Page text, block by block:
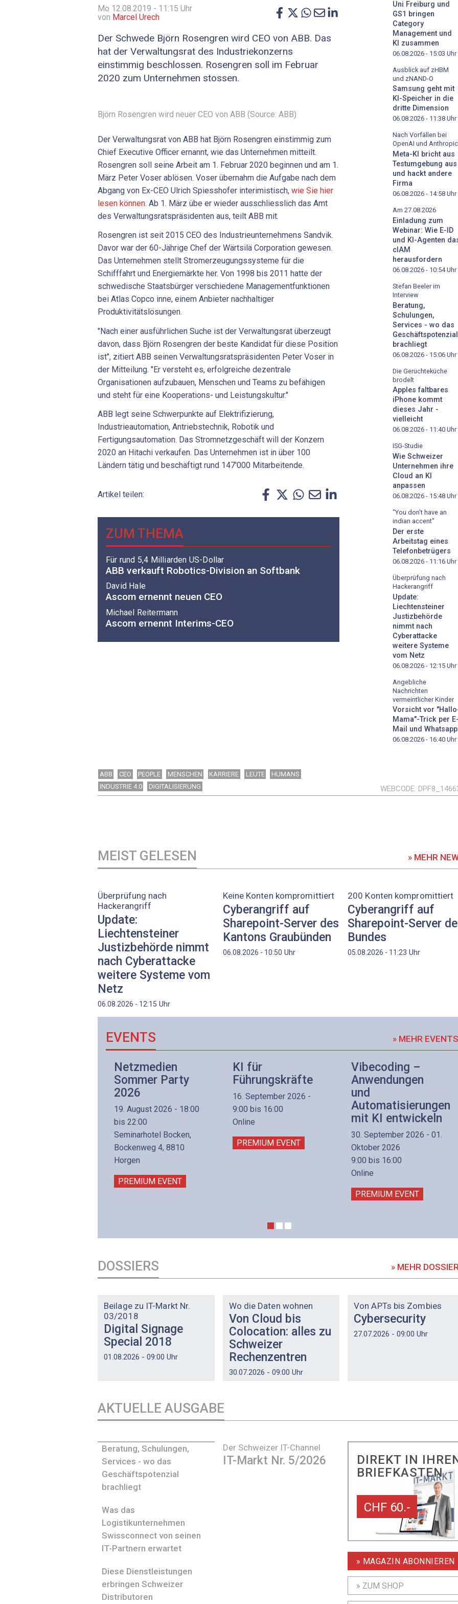
Mo 12.08.2019 - 11:15 Uhr
von Marcel Urech
Der Schwede Björn Rosengren wird CEO von ABB. Das
hat der Verwaltungsrat des Industriekonzerns
einstimmig beschlossen. Rosengren soll im Februar
2020 zum Unternehmen stossen.
Björn Rosengren wird neuer CEO von ABB (Source: ABB)
Der Verwaltungsrat von ABB hat Björn Rosengren einstimmig zum
Chief Executive Officer ernannt, wie das Unternehmen mitteilt.
Rosengren soll seine Arbeit am 1. Februar 2020 beginnen und am 1.
März Peter Voser ablösen. Voser übernahm die Aufgabe nach dem
Abgang von Ex-CEO Ulrich Spiesshofer interimistisch, wie Sie hier
lesen können. Ab 1. März übe er wieder ausschliesslich das Amt
des Verwaltungsratspräsidenten aus, teilt ABB mit.
Rosengren ist seit 2015 CEO des Industrieunternehmens Sandvik.
Davor war der 60-Jährige Chef der Wärtsilä Corporation gewesen.
Das Unternehmen stellt Stromerzeugungssysteme für die
Schifffahrt und Energiemärkte her. Von 1998 bis 2011 hatte der
schwedische Staatsbürger verschiedene Managementfunktionen
bei Atlas Copco inne, einem Anbieter nachhaltiger
Produktivitätslösungen.
"Nach einer ausführlichen Suche ist der Verwaltungsrat überzeugt
davon, dass Björn Rosengren der beste Kandidat für diese Position
ist", zitiert ABB seinen Verwaltungsratspräsidenten Peter Voser in
der Mitteilung. "Er versteht es, erfolgreiche dezentrale
Organisationen aufzubauen, Menschen und Teams zu befähigen
und steht für eine Kooperations- und Leistungskultur."
ABB legt seine Schwerpunkte auf Elektrifizierung,
Industrieautomation, Antriebstechnik, Robotik und
Fertigungsautomation. Das Stromnetzgeschäft will der Konzern
2020 an Hitachi verkaufen. Das Unternehmen ist in über 100
Ländern tätig und beschäftigt rund 147'000 Mitarbeitende.
Artikel teilen:
ZUM THEMA
Für rund 5,4 Milliarden US-Dollar
ABB verkauft Robotics-Division an Softbank
David Hale
Ascom ernennt neuen CEO
Michael Reitermann
Ascom ernennt Interims-CEO
Uni Freiburg und
GS1 bringen
Category
Management und
KI zusammen
06.08.2026 - 15:03 Uhr
Ausblick auf zHBM
und zNAND-O
Samsung geht mit
KI-Speicher in die
dritte Dimension
06.08.2026 - 11:38 Uhr
Nach Vorfällen bei
OpenAI und Anthropic
Meta-KI bricht aus
Testumgebung aus
und hackt andere
Firma
06.08.2026 - 14:58 Uhr
Am 27.08.2026
Einladung zum
Webinar: Wie E-ID
und KI-Agenten
cIAM
herausfordern
06.08.2026 - 10:54Uhr
Stefan Beeler im
Interview
Beratung,
Schulungen,
Services - wo das
Geschäftspotenzial
brachliegt
06.08.2026 - 15:06 Uhr
Die Gerüchteküche
brodelt
Apples faltbares
iPhone kommt
dieses Jahr -
vielleicht
06.08.2026 - 11:40 Uhr
ISG-Studie
Wie Schweizer
Unternehmen ihre
Cloud an KI
anpassen
06.08.2026 - 15:48 Uhr
"You don't have an
indian accent"
Der erste
Arbeitstag eines
Telefonbetrügers
06.08.2026 - 11:16 Uhr
Überprüfung nach
Hackerangriff
Update:
Liechtensteiner
Justizbehörde
nimmt nach
Cyberattacke
weitere Systeme
vom Netz
06.08.2026 - 12:15 Uhr
Angebliche
Nachrichten
vermeintlicher Kinder
Vorsicht vor
Mama"-Trick per E-
Mail und Whatsapp
06.08.2026 - 16:40 Uhr
ABB CEO PEOPLE MENSCHEN KARRIERE LEUTE
HUMANS
INDUSTRIE 4.0
DIGITALISIERUNG WEBCODE
MEIST GELESEN » MEHR
Überprüfung nach
Hackerangriff
Update:
Liechtensteiner
Justizbehörde nimmt
nach Cyberattacke
weitere Systeme vom
Netz
06.08.2026 - 12:15 Uhr
Keine Konten kompromittiert
Cyberangriff auf
Sharepoint-Server des
Kantons Graubünden
06.08.2026 - 10:50 Uhr
200 Konten kompromittiert
Cyberangriff auf
Sharepoint-Server
Bundes
05.08.2026 - 11:23 Uhr
EVENTS » MEHR EVENTS
Netzmedien
Sommer Party
2026
19. August 2026 - 18:00
bis 22:00
Seminarhotel Bocken,
Bockenweg 4, 8810
Horgen
PREMIUM EVENT
KI für
Führungskräfte
16. September 2026 -
9:00 bis 16:00
Online
PREMIUM EVENT
Vibecoding –
Anwendungen
und
Automatisierungen
mit KI entwickeln
30. September 2026 - 01.
Oktober 2026
9:00 bis 16:00
Online
PREMIUM EVENT
DOSSIERS » MEHR
Beilage zu IT-Markt Nr.
03/2018
Digital Signage
Special 2018
01.08.2026 - 09:00 Uhr
Wo die Daten wohnen
Von Cloud bis
Colocation: alles zu
Schweizer
Rechenzentren
30.07.2026 - 09:00 Uhr
Von APTs bis Zombies
Cybersecurity
27.07.2026 - 09:00 Uhr
AKTUELLE AUSGABE
Der Schweizer IT-Channel
IT-Markt Nr. 5/2026
Beratung, Schulungen,
Services - wo das
Geschäftspotenzial
brachliegt
Was das
Logistikunternehmen
Swissconnect von seinen
IT-Partnern erwartet
Diese Dienstleistungen
erbringen Schweizer
Distributoren
DIREKT IN
BRIEFKASTEN
CHF 60.-
» MAGAZIN ABONNIEREN
» ZUM SHOP